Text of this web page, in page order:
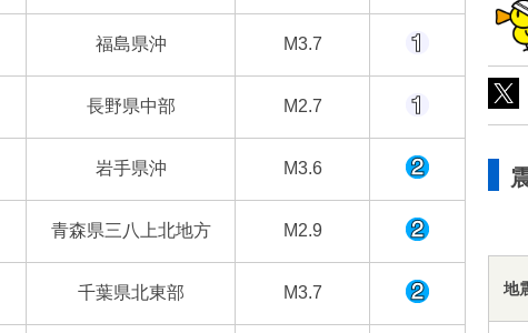
福島県沖 M3.7
長野県中部 M2.7
岩手県沖 M3.6
青森県三八上北地方 M2.9
千葉県北東部 M3.7 地